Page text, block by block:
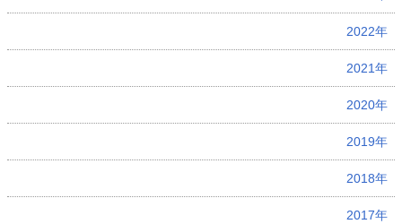
2022年
2021年
2020年
2019年
2018年
2017年